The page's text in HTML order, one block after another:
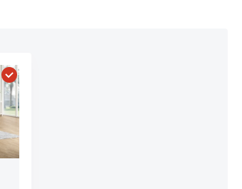
Elegir "Sofa Cama Chaise Elegance"